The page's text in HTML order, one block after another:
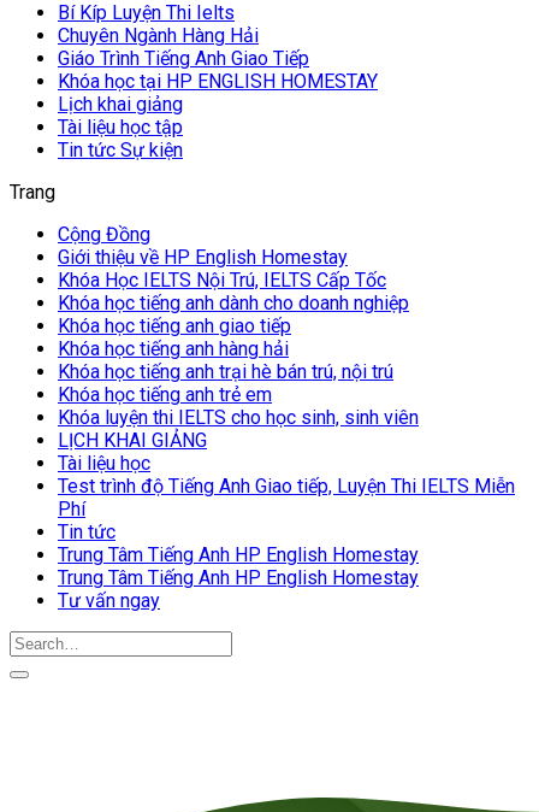
Bí Kíp Luyện Thi Ielts
Chuyên Ngành Hàng Hải
Giáo Trình Tiếng Anh Giao Tiếp
Khóa học tại HP ENGLISH HOMESTAY
Lịch khai giảng
Tài liệu học tập
Tin tức Sự kiện
Trang
Cộng Đồng
Giới thiệu về HP English Homestay
Khóa Học IELTS Nội Trú, IELTS Cấp Tốc
Khóa học tiếng anh dành cho doanh nghiệp
Khóa học tiếng anh giao tiếp
Khóa học tiếng anh hàng hải
Khóa học tiếng anh trại hè bán trú, nội trú
Khóa học tiếng anh trẻ em
Khóa luyện thi IELTS cho học sinh, sinh viên
LỊCH KHAI GIẢNG
Tài liệu học
Test trình độ Tiếng Anh Giao tiếp, Luyện Thi IELTS Miễn
Phí
Tin tức
Trung Tâm Tiếng Anh HP English Homestay
Trung Tâm Tiếng Anh HP English Homestay
Tư vấn ngay